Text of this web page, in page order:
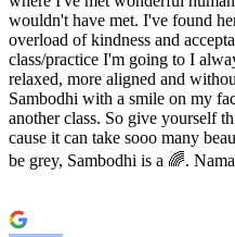
wouldn't have met. I've found
overload of kindness and
class/practice I'm going to I
relaxed, more aligned and
Sambodhi with a smile on my
another class. So give yourself
cause it can take sooo many
be grey, Sambodhi is a 🌈.